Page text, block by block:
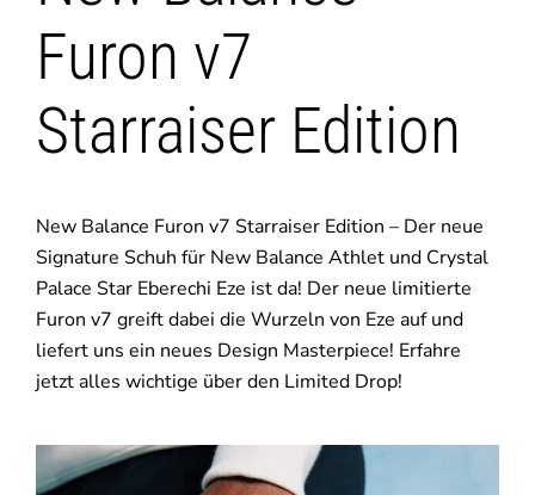
Furon v7
Starraiser Edition
New Balance Furon v7 Starraiser Edition – Der neue
Signature Schuh für New Balance Athlet und Crystal
Palace Star Eberechi Eze ist da! Der neue limitierte
Furon v7 greift dabei die Wurzeln von Eze auf und
liefert uns ein neues Design Masterpiece! Erfahre
jetzt alles wichtige über den Limited Drop!